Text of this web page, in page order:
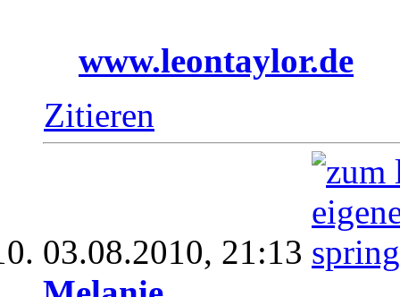
www.leontaylor.de
Zitieren
03.08.2010, 21:13